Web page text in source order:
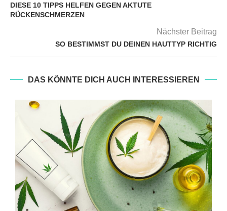
DIESE 10 TIPPS HELFEN GEGEN AKTUTE
RÜCKENSCHMERZEN
Nächster Beitrag
SO BESTIMMST DU DEINEN HAUTTYP RICHTIG
DAS KÖNNTE DICH AUCH INTERESSIEREN